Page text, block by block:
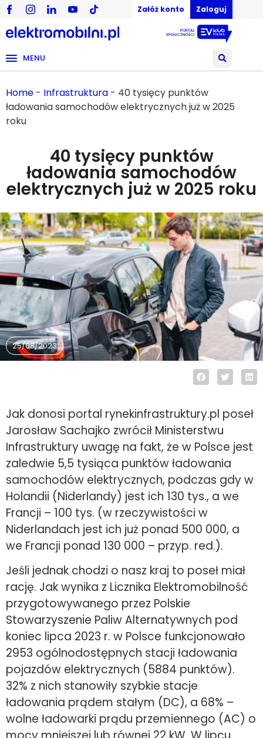
Załóż konto Zaloguj
MENU
Home - Infrastruktura - 40 tysięcy punktów
ładowania samochodów elektrycznych już w 2025
roku
40 tysięcy punktów
ładowania samochodów
elektrycznych już w 2025 roku
25/08/2023
Jak donosi portal rynekinfrastruktury.pl poseł
Jarosław Sachajko zwrócił Ministerstwu
Infrastruktury uwagę na fakt, że w Polsce jest
zaledwie 5,5 tysiąca punktów ładowania
samochodów elektrycznych, podczas gdy w
Holandii (Niderlandy) jest ich 130 tys., a we
Francji – 100 tys. (w rzeczywistości w
Niderlandach jest ich już ponad 500 000, a
we Francji ponad 130 000 – przyp. red.).
Jeśli jednak chodzi o nasz kraj to poseł miał
rację. Jak wynika z Licznika Elektromobilność
przygotowywanego przez Polskie
Stowarzyszenie Paliw Alternatywnych pod
koniec lipca 2023 r. w Polsce funkcjonowało
2953 ogólnodostępnych stacji ładowania
pojazdów elektrycznych (5884 punktów).
32% z nich stanowiły szybkie stacje
ładowania prądem stałym (DC), a 68% –
wolne ładowarki prądu przemiennego (AC) o